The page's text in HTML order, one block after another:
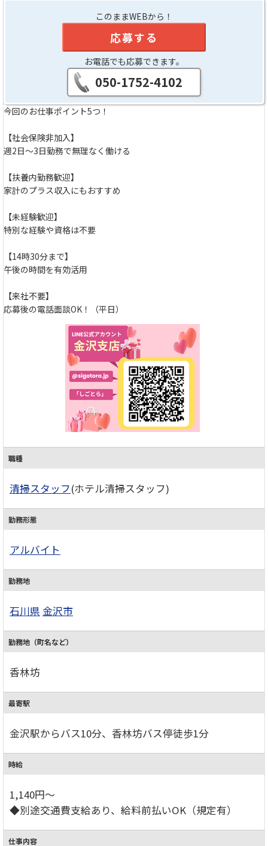
このままWEBから！
応募する
お電話でも応募できます。
050-1752-4102
今回のお仕事ポイント5つ！
【社会保険非加入】
週2日～3日勤務で無理なく働ける
【扶養内勤務歓迎】
家計のプラス収入にもおすすめ
【未経験歓迎】
特別な経験や資格は不要
【14時30分まで】
午後の時間を有効活用
【来社不要】
応募後の電話面談OK！（平日）
職種
清掃スタッフ(ホテル清掃スタッフ)
勤務形態
アルバイト
勤務地
石川県 金沢市
勤務地（町名など）
香林坊
最寄駅
金沢駅からバス10分、香林坊バス停徒歩1分
時給
1,140円～
◆別途交通費支給あり、給料前払いOK（規定有）
仕事内容